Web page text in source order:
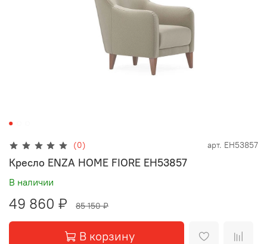
(0) арт. EH53857
Кресло ENZA HOME FIORE EH53857
В наличии
49 860 ₽ 85 150 ₽
В корзину